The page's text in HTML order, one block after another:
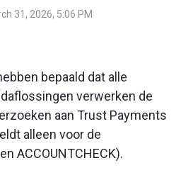
31, 2026, 5:06 PM
bepaald dat alle
verwerken de
aan Trust Payments
alleen voor de
ACCOUNTCHECK).